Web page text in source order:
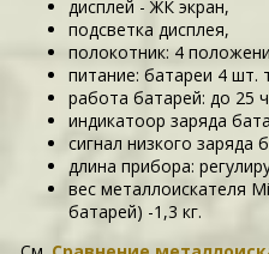
дисплей - ЖК экран,
подсветка дисплея,
полокотник: 4
питание: батареи 4 шт.
работа батарей: до 25
индикатоор заряда
сигнал низкого заряда
длина прибора:
вес металлоискателя
батарей) -1,3 кг.